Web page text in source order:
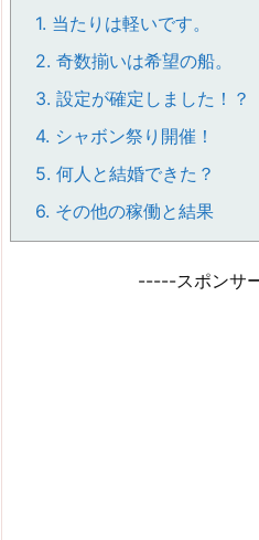
1. 当たりは軽いです。
2. 奇数揃いは希望の船。
3. 設定が確定しました！？
4. シャボン祭り開催！
5. 何人と結婚できた？
6. その他の稼働と結果
-----スポンサ